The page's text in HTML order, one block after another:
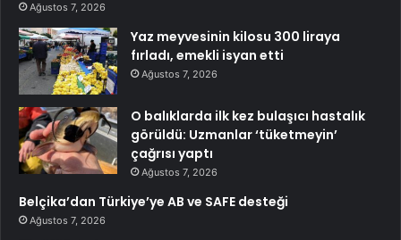
Ağustos 7, 2026
Yaz meyvesinin kilosu 300 liraya
fırladı, emekli isyan etti
Ağustos 7, 2026
O balıklarda ilk kez bulaşıcı hastalık
görüldü: Uzmanlar ‘tüketmeyin’
çağrısı yaptı
Ağustos 7, 2026
Belçika’dan Türkiye’ye AB ve SAFE desteği
Ağustos 7, 2026